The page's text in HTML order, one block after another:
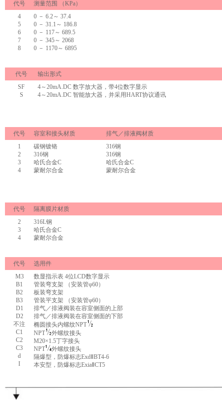
代号
测量范围 （KPa）
4
5
6
7
8
0 － 6.2～ 37.4
0 － 31.1～ 186.8
0 － 117～ 689.5
0 － 345～ 2068
0 － 1170～ 6895
代号
输出形式
SF
S
4～20mA.DC 数字放大器，带4位数字显示
4～20mA.DC 智能放大器，并采用HART协议通讯
代号 容室和接头材质
排气／排液阀材质
1
2
3
4
碳钢镀铬
316钢
哈氏合金C
蒙耐尔合金
316钢
316钢
哈氏合金C
蒙耐尔合金
代号
隔离膜片材质
2
3
4
316L钢
哈氏合金C
蒙耐尔合金
代号
选用件
M3
B1
B2
B3
D1
D2
不注
C1
C2
C3
d
I
数显指示表 4位LCD数字显示
管装弯支架 （安装管φ60）
板装弯支架
管装平支架 （安装管φ60）
排气／排液阀装在容室侧面的上部
排气／排液阀装在容室侧面的下部
椭圆接头内螺纹NPT
NPT
外螺纹接头
M20×1.5丁字接头
NPT
外螺纹接头
隔爆型，防爆标志ExdⅡBT4-6
本安型，防爆标志ExiaⅡCT5